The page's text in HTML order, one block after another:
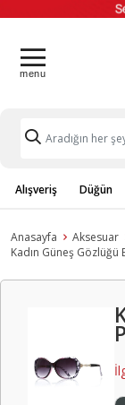
Alışveriş Düğün
Anasayfa Aksesuar
Kadın Güneş Gözlüğü